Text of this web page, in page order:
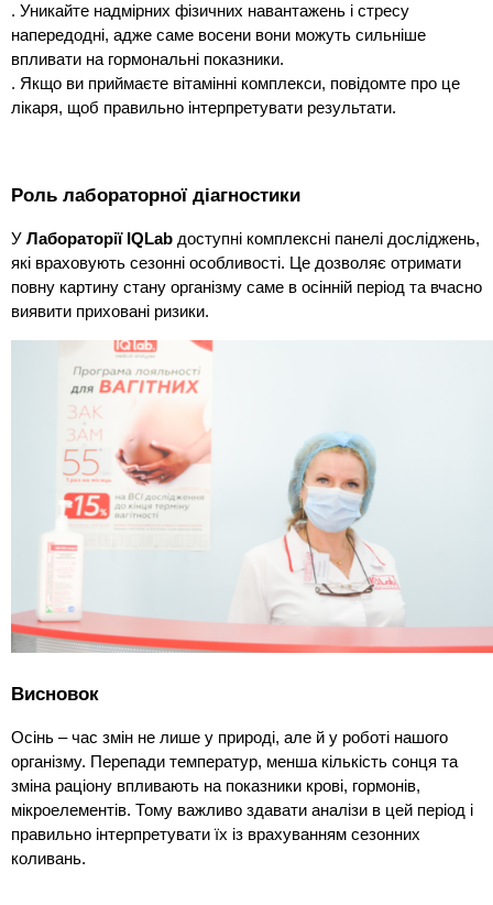
. Уникайте надмірних фізичних навантажень і стресу
напередодні, адже саме восени вони можуть сильніше
впливати на гормональні показники.
. Якщо ви приймаєте вітамінні комплекси, повідомте про це
лікаря, щоб правильно інтерпретувати результати.
Роль лабораторної діагностики
У Лабораторії IQLab доступні комплексні панелі досліджень,
які враховують сезонні особливості. Це дозволяє отримати
повну картину стану організму саме в осінній період та вчасно
виявити приховані ризики.
Висновок
Осінь – час змін не лише у природі, але й у роботі нашого
організму. Перепади температур, менша кількість сонця та
зміна раціону впливають на показники крові, гормонів,
мікроелементів. Тому важливо здавати аналізи в цей період і
правильно інтерпретувати їх із врахуванням сезонних
коливань.